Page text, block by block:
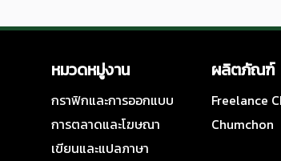
หมวดหมู่งาน
กราฟิกและการออกแบบ
การตลาดและโฆษณา
เขียนและแปลภาษา
ผลิตภัณฑ์
Freelance
Chumchon